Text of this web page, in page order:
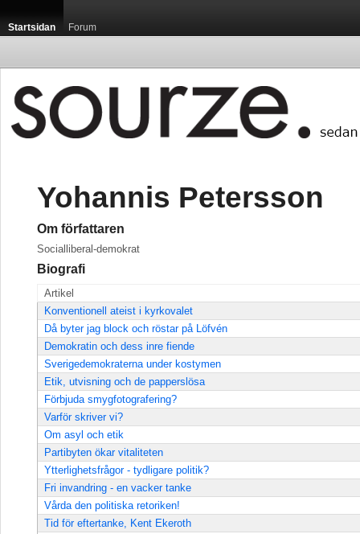
Startsidan Forum
Yohannis Petersson
Om författaren
Socialliberal-demokrat
Biografi
Artikel
Konventionell ateist i kyrkovalet
Då byter jag block och röstar på Löfvén
Demokratin och dess inre fiende
Sverigedemokraterna under kostymen
Etik, utvisning och de papperslösa
Förbjuda smygfotografering?
Varför skriver vi?
Om asyl och etik
Partibyten ökar vitaliteten
Ytterlighetsfrågor - tydligare politik?
Fri invandring - en vacker tanke
Vårda den politiska retoriken!
Tid för eftertanke, Kent Ekeroth